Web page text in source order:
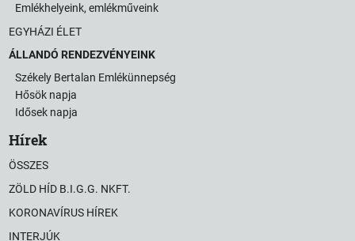
Emlékhelyeink, emlékműveink
EGYHÁZI ÉLET
ÁLLANDÓ RENDEZVÉNYEINK
Székely Bertalan Emlékünnepség
Hősök napja
Idősek napja
Hírek
ÖSSZES
ZÖLD HÍD B.I.G.G. NKFT.
KORONAVÍRUS HÍREK
INTERJÚK